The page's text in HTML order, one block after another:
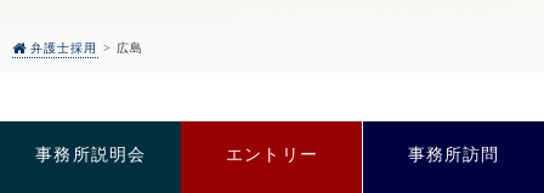
弁護士採用 > 広島